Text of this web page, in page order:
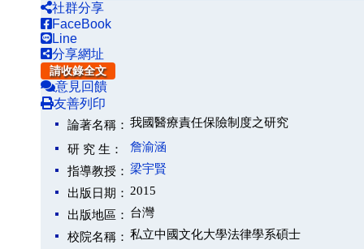
社群分享
FaceBook
Line
分享網址
請收錄全文
意見回饋
友善列印
論著名稱： 我國醫療責任保險制度之研究
研 究 生：
詹渝涵
指導教授： 梁宇賢
出版日期： 2015
出版地區： 台灣
校院名稱： 私立中國文化大學法律學系碩士